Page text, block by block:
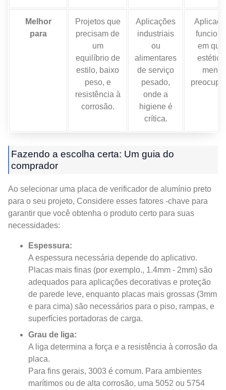
Melhor
para
Projetos que
precisam de
um
equilíbrio de
estilo, baixo
peso, e
resistência à
corrosão.
Aplicações
industriais
ou
alimentares
de serviço
pesado,
onde a
higiene é
crítica.
em que
menos
Fazendo a escolha certa: Um guia do
comprador
Ao selecionar uma placa de verificador de alumínio preto
para o seu projeto, Considere esses fatores -chave para
garantir que você obtenha o produto certo para suas
necessidades:
Espessura:
A espessura necessária depende do aplicativo.
Placas mais finas (por exemplo., 1.4mm - 2mm) são
adequados para aplicações decorativas e proteção
de parede leve, enquanto placas mais grossas (3mm
e para cima) são necessários para o piso, rampas, e
superfícies portadoras de carga.
Grau de liga:
A liga determina a força e a resistência à corrosão da
placa.
Para fins gerais, 3003 é comum. Para ambientes
marítimos ou de alta corrosão, uma 5052 ou 5754